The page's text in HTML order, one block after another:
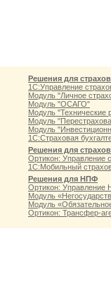
Решения для
1С:Управление
Модуль "Личное
Модуль "ОСАГО"
Модуль "Технические
Модуль
Модуль
1С:Страховая
Решения для
Ортикон: Управление
1С:Мобильный
Решения для НПФ
Ортикон: Управление
Модуль
Модуль
Ортикон: Трансфер-